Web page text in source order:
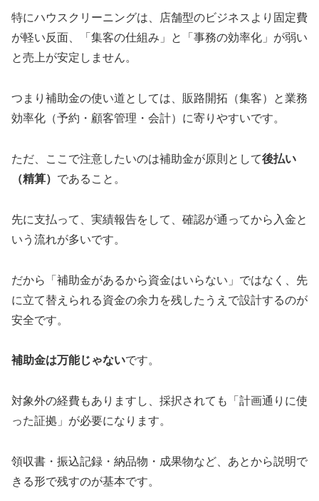
特にハウスクリーニングは、店舗型のビジネスより固定費
が軽い反面、「集客の仕組み」と「事務の効率化」が弱い
と売上が安定しません。
つまり補助金の使い道としては、販路開拓（集客）と業務
効率化（予約・顧客管理・会計）に寄りやすいです。
ただ、ここで注意したいのは補助金が原則として後払い
（精算） であること。
先に支払って、実績報告をして、確認が通ってから入金と
いう流れが多いです。
だから「補助金があるから資金はいらない」ではなく、先
に立て替えられる資金の余力を残したうえで設計するのが
安全です。
補助金は万能じゃないです。
対象外の経費もありますし、採択されても「計画通りに使
った証拠」が必要になります。
領収書・振込記録・納品物・成果物など、あとから説明で
きる形で残すのが基本です。